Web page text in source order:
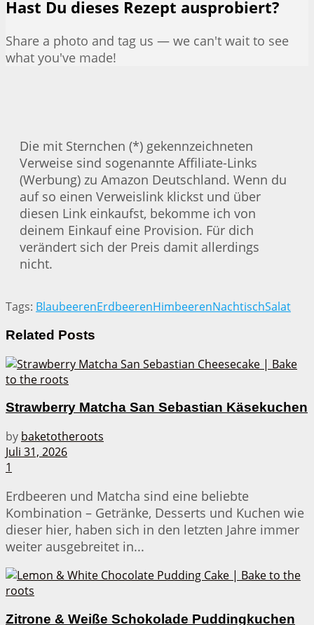
Hast Du dieses Rezept ausprobiert?
Share a photo and tag us — we can't wait to see
what you've made!
Die mit Sternchen (*) gekennzeichneten
Verweise sind sogenannte Affiliate-Links
(Werbung) zu Amazon Deutschland. Wenn du
auf so einen Verweislink klickst und über
diesen Link einkaufst, bekomme ich von
deinem Einkauf eine Provision. Für dich
verändert sich der Preis damit allerdings
nicht.
Tags: BlaubeerenErdbeerenHimbeerenNachtischSalat
Related Posts
Strawberry Matcha San Sebastian Käsekuchen
by baketotheroots
Juli 31, 2026
1
Erdbeeren und Matcha sind eine beliebte
Kombination – Getränke, Desserts und Kuchen wie
dieser hier, haben sich in den letzten Jahre immer
weiter ausgebreitet in...
Zitrone & Weiße Schokolade Puddingkuchen